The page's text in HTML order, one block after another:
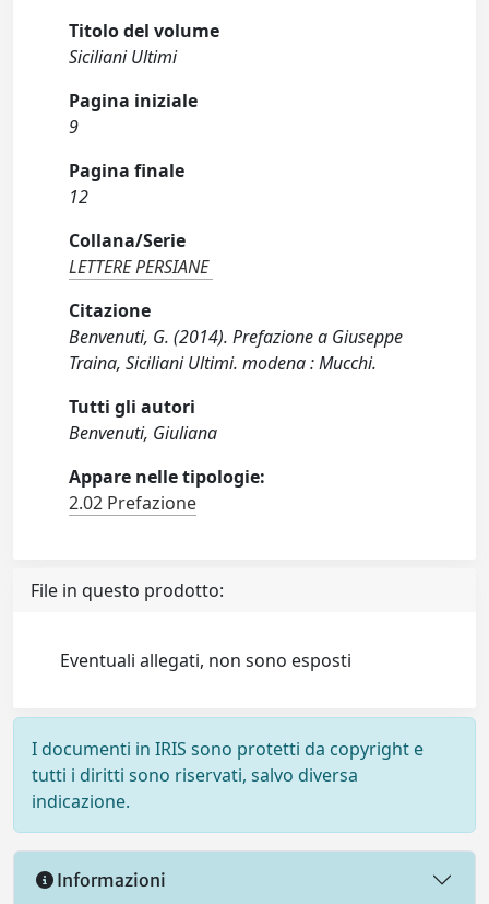
Titolo del volume
Siciliani Ultimi
Pagina iniziale
9
Pagina finale
12
Collana/Serie
LETTERE PERSIANE
Citazione
Benvenuti, G. (2014). Prefazione a Giuseppe
Traina, Siciliani Ultimi. modena : Mucchi.
Tutti gli autori
Benvenuti, Giuliana
Appare nelle tipologie:
2.02 Prefazione
File in questo prodotto:
Eventuali allegati, non sono esposti
I documenti in IRIS sono protetti da copyright e
tutti i diritti sono riservati, salvo diversa
indicazione.
Informazioni